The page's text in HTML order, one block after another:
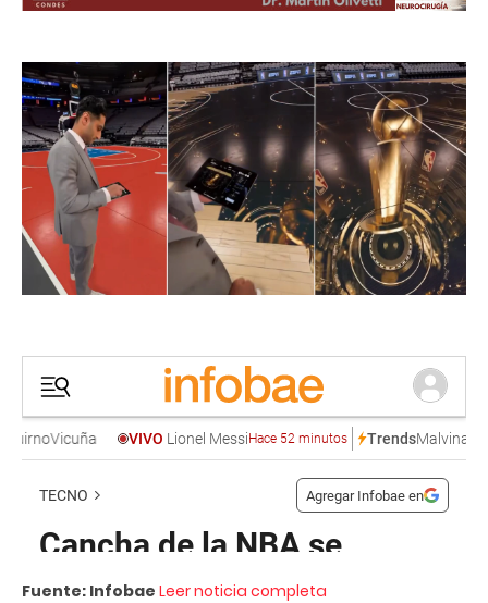
Fuente: Infobae Leer noticia completa